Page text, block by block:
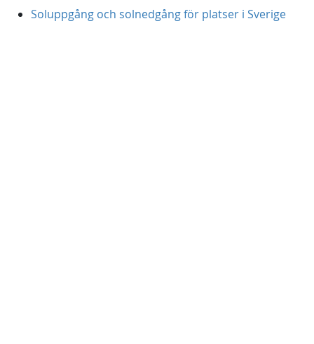
Soluppgång och solnedgång för platser i Sverige